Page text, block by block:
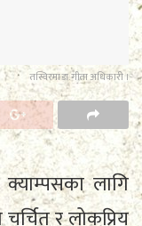
तस्विरमा डा. गीता अधिकारी ।
लागि